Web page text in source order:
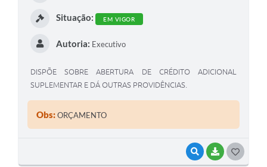
VISUALIZAR
BAIXAR
Situação: EM VIGOR
Autoria: Executivo
DISPÕE SOBRE ABERTURA DE CRÉDITO ADICIONAL
SUPLEMENTAR E DÁ OUTRAS PROVIDÊNCIAS.
Obs:ORÇAMENTO